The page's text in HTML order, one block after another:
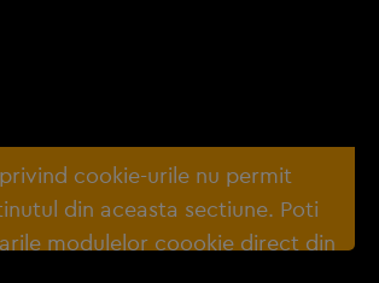
cookie-urile nu permit
din aceasta sectiune. Poti
modulelor coookie direct din